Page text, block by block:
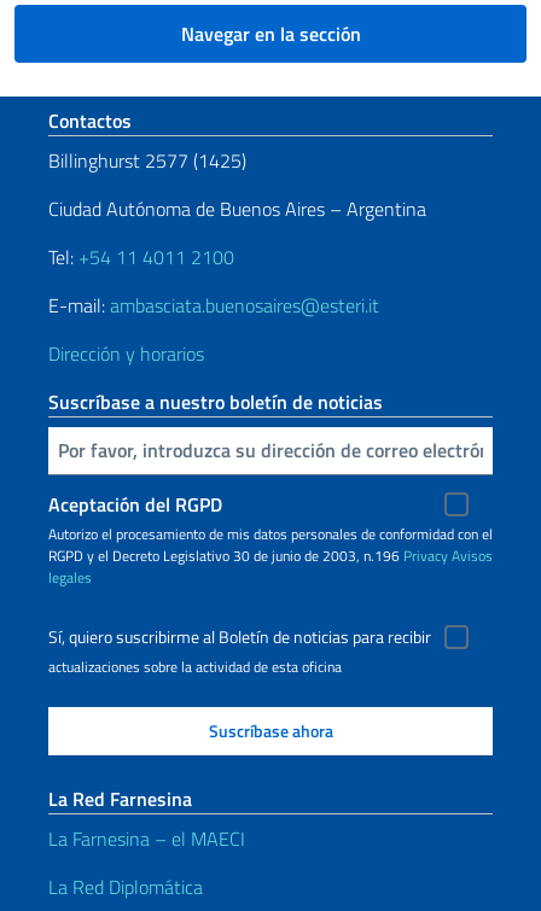
Navegar en la sección
Sezione footer
Contactos
Billinghurst 2577 (1425)
Ciudad Autónoma de Buenos Aires – Argentina
Tel: +54 11 4011 2100
E-mail:ambasciata.buenosaires@esteri.it
Dirección y horarios
Suscríbase a nuestro boletín de noticias
Inserta tu correo electronico
Aceptación del RGPD
Autorizo ​​el procesamiento de mis datos personales de conformidad con el
RGPD y el Decreto Legislativo 30 de junio de 2003, n.196 PrivacyAvisos
legales
Sí, quiero suscribirme al Boletín de noticias para recibir
actualizaciones sobre la actividad de esta oficina
La Red Farnesina
La Farnesina – el MAECI
La Red Diplomática